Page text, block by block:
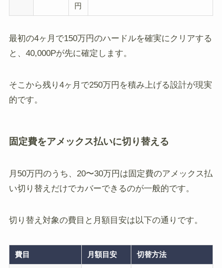
円
最初の4ヶ月で150万円のハードルを確実にクリアする
と、40,000Pが先に確定します。
そこから残り4ヶ月で250万円を積み上げる設計が現実
的です。
固定費をアメックス払いに切り替える
月50万円のうち、20〜30万円は固定費のアメックス払
い切り替えだけでカバーできるのが一般的です。
切り替え対象の費目と月額目安は以下の通りです。
費目 月額目安 切替方法